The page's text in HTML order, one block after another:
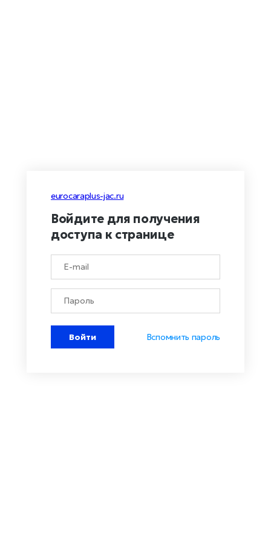
eurocaraplus-jac.ru
Войдите для получения
доступа к странице
Войти Вспомнить пароль